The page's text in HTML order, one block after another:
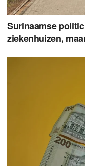
Surinaamse
ziekenhuizen,